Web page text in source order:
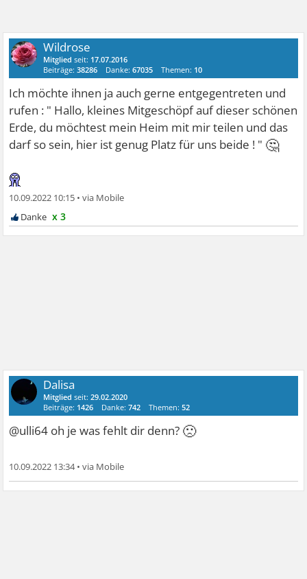
Wildrose
Mitglied seit: 17.07.2016
Beiträge:38286 Danke:67035 Themen: 10
Ich möchte ihnen ja auch gerne entgegentreten und
rufen : " Hallo, kleines Mitgeschöpf auf dieser schönen
Erde, du möchtest mein Heim mit mir teilen und das
darf so sein, hier ist genug Platz für uns beide ! " 🤔
10.09.2022 10:15 •
x 3
Dalisa
Mitglied seit:29.02.2020
Beiträge: 1426 Danke:742 Themen:52
@ulli64 oh je was fehlt dir denn? 🙁
10.09.2022 13:34•